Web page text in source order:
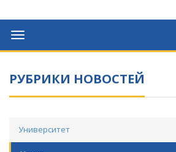
Университет
РУБРИКИ НОВОСТЕЙ
Университет